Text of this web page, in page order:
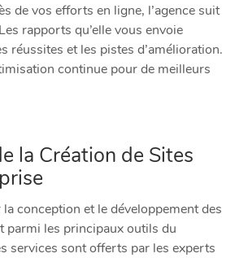
de vos efforts en ligne, l’agence suit
rapports qu’elle vous envoie
réussites et les pistes d’amélioration.
continue pour de meilleurs
la Création de Sites
conception et le développement des
parmi les principaux outils du
services sont offerts par les experts